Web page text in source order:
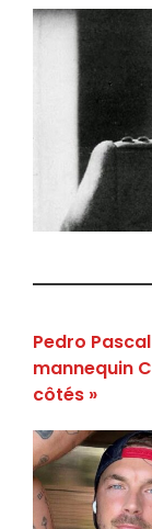
Pedro
mannequin
côtés »